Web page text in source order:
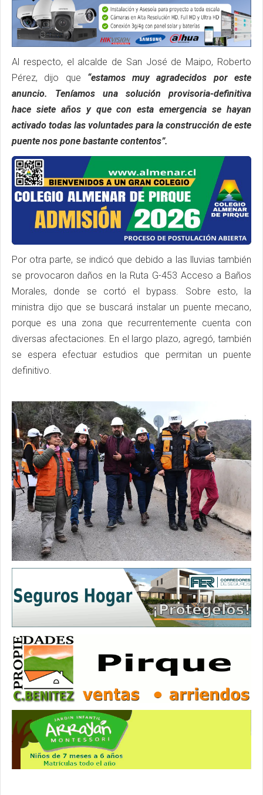
Al respecto, el alcalde de San José de Maipo, Roberto
Pérez, dijo que “estamos muy agradecidos por este
anuncio. Teníamos una solución provisoria-definitiva
hace siete años y que con esta emergencia se hayan
activado todas las voluntades para la construcción de este
puente nos pone bastante contentos”.
Por otra parte, se indicó que debido a las lluvias también
se provocaron daños en la Ruta G-453 Acceso a Baños
Morales, donde se cortó el bypass. Sobre esto, la
ministra dijo que se buscará instalar un puente mecano,
porque es una zona que recurrentemente cuenta con
diversas afectaciones. En el largo plazo, agregó, también
se espera efectuar estudios que permitan un puente
definitivo.